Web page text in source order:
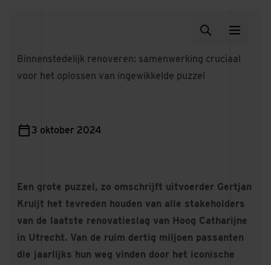
Binnenstedelijk renoveren: samenwerking cruciaal
voor het oplossen van ingewikkelde puzzel
3 oktober 2024
Een grote puzzel, zo omschrijft uitvoerder Gertjan
Kruijt het tevreden houden van alle stakeholders
van de laatste renovatieslag van Hoog Catharijne
in Utrecht. Van de ruim dertig miljoen passanten
die jaarlijks hun weg vinden door het iconische